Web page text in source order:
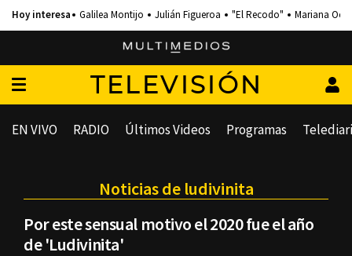
Galilea Montijo Julián Figueroa "El Recodo" Mariana
TELEVISIÓN
EN VIVO RADIO Últimos Videos Programas
Noticias de ludivinita
Por este sensual motivo el 2020 fue el año
de 'Ludivinita'